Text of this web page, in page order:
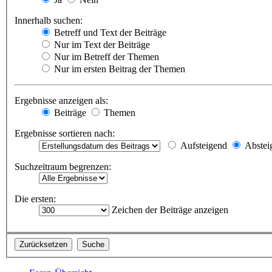
Innerhalb suchen:
Betreff und Text der Beiträge
Nur im Text der Beiträge
Nur im Betreff der Themen
Nur im ersten Beitrag der Themen
Ergebnisse anzeigen als:
Beiträge
Themen
Ergebnisse sortieren nach:
Aufsteigend
Suchzeitraum begrenzen:
Die ersten:
Zeichen der Beiträge anzeigen